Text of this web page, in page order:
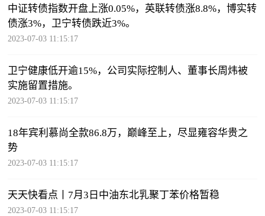
中证转债指数开盘上涨0.05%，英联转债涨8.8%，博实转
债涨3%，卫宁转债跌近3%。
2023-07-03 11:15:17
卫宁健康低开逾15%，公司实际控制人、董事长周炜被
实施留置措施。
2023-07-03 11:15:17
18年宾利慕尚全款86.8万，巅峰至上，尽显雍容华贵之
势
2023-07-03 11:15:17
天天快看点丨7月3日中油东北乳聚丁苯价格暂稳
2023-07-03 11:15:17